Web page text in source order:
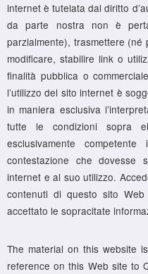
internet è tutelata dal diritto
da parte nostra non è
parzialmente), trasmettere
modificare, stabilire link o
finalità pubblica o
l’utilizzo del sito internet è
in maniera esclusiva
tutte le condizioni sopra
esclusivamente
contestazione che dovesse
internet e al suo utilizzo.
contenuti di questo sito
accettato le sopracitate
The material on this website
reference on this Web site to